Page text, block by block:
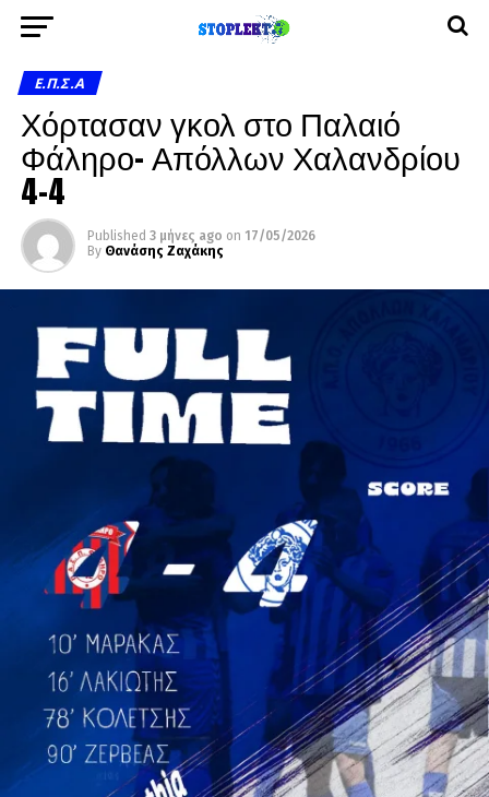
Ε.Π.Σ.Α
Χόρτασαν γκολ στο Παλαιό
Φάληρο- Απόλλων Χαλανδρίου
4-4
Published 3 μήνες ago on 17/05/2026
By Θανάσης Ζαχάκης